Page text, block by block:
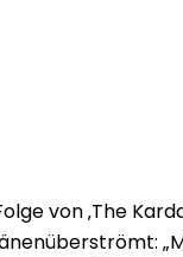
von ‚The